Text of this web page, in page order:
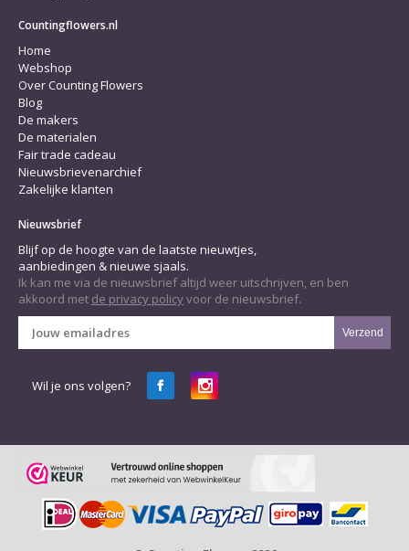
Countingflowers.nl
Home
Webshop
Over Counting Flowers
Blog
De makers
De materialen
Fair trade cadeau
Nieuwsbrievenarchief
Zakelijke klanten
Nieuwsbrief
Blijf op de hoogte van de laatste nieuwtjes,
aanbiedingen & nieuwe sjaals.
Ik kan me via de nieuwsbrief altijd weer uitschrijven, en ben
akkoord met de privacy policyvoor de nieuwsbrief.
Verzend
Wil je ons volgen?